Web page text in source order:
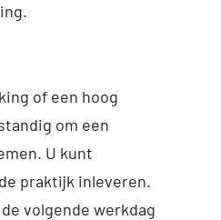
of een hoog
om een
U kunt
praktijk inleveren.
volgende werkdag